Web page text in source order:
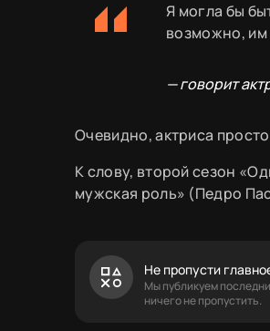
Я могла бы
возможно, им
— говорит
Очевидно, актриса
К слову, второй сезон
мужская роль» (Педро
Не пропусти
Мы публикуем
ничего не пропустить.